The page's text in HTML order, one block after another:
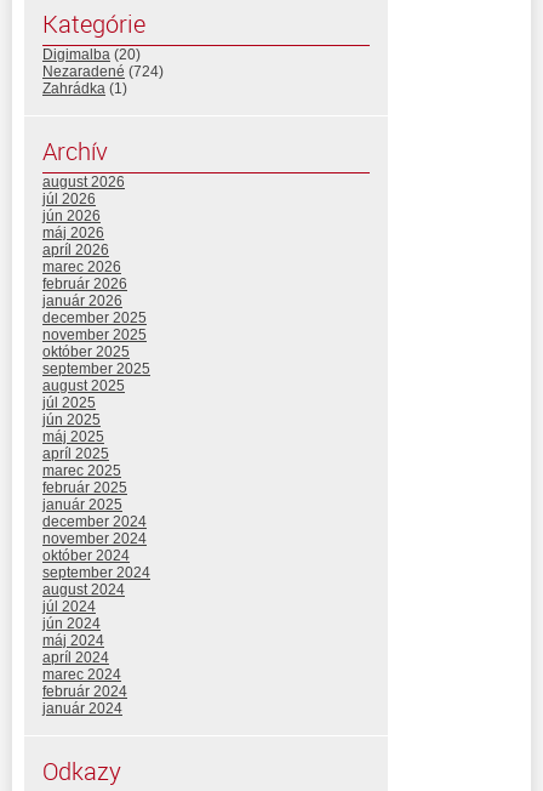
Kategórie
Digimalba (20)
Nezaradené (724)
Zahrádka (1)
Archív
august 2026
júl 2026
jún 2026
máj 2026
apríl 2026
marec 2026
február 2026
január 2026
december 2025
november 2025
október 2025
september 2025
august 2025
júl 2025
jún 2025
máj 2025
apríl 2025
marec 2025
február 2025
január 2025
december 2024
november 2024
október 2024
september 2024
august 2024
júl 2024
jún 2024
máj 2024
apríl 2024
marec 2024
február 2024
január 2024
Odkazy